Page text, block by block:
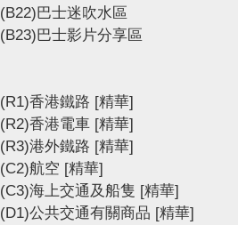
(B22)巴士迷吹水區
(B23)巴士影片分享區
(R1)香港鐵路 [精華]
(R2)香港電車 [精華]
(R3)港外鐵路 [精華]
(C2)航空 [精華]
(C3)海上交通及船隻 [精華]
(D1)公共交通有關商品 [精華]